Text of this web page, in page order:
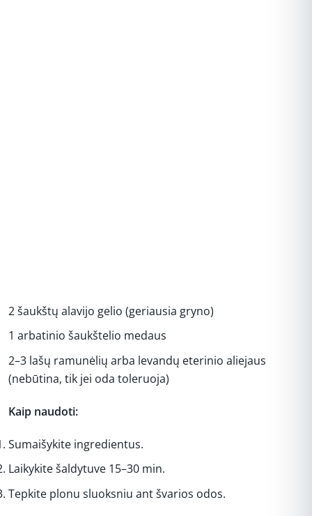
2 šaukštų alavijo gelio (geriausia gryno)
1 arbatinio šaukštelio medaus
2–3 lašų ramunėlių arba levandų eterinio aliejaus
(nebūtina, tik jei oda toleruoja)
Kaip naudoti:
Sumaišykite ingredientus.
Laikykite šaldytuve 15–30 min.
Tepkite plonu sluoksniu ant švarios odos.